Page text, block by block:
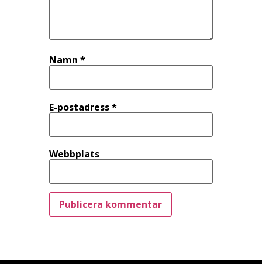
Namn *
E-postadress*
Webbplats